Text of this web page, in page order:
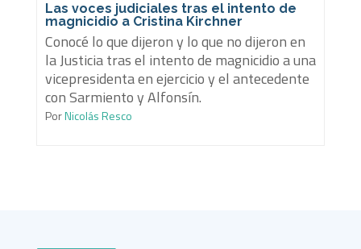
Las voces judiciales tras el intento de
magnicidio a Cristina Kirchner
Conocé lo que dijeron y lo que no dijeron en
la Justicia tras el intento de magnicidio a una
vicepresidenta en ejercicio y el antecedente
con Sarmiento y Alfonsín.
PorNicolás Resco